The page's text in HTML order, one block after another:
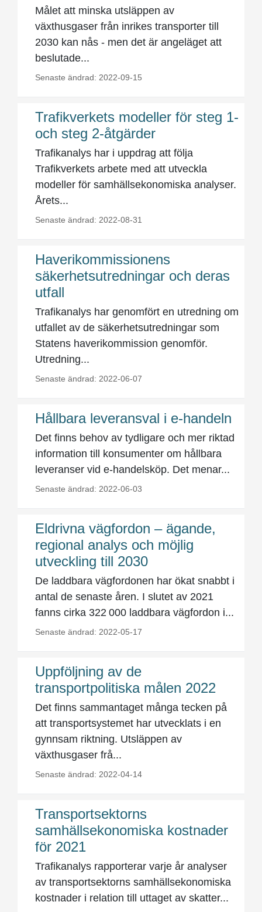
Målet att minska utsläppen av
växthusgaser från inrikes transporter till
2030 kan nås - men det är angeläget att
beslutade...
Senaste ändrad: 2022-09-15
Trafikverkets modeller för steg 1-
och steg 2-åtgärder
Trafikanalys har i uppdrag att följa
Trafikverkets arbete med att utveckla
modeller för samhällsekonomiska analyser.
Årets...
Senaste ändrad: 2022-08-31
Haverikommissionens
säkerhetsutredningar och deras
utfall
Trafikanalys har genomfört en utredning om
utfallet av de säkerhetsutredningar som
Statens haverikommission genomför.
Utredning...
Senaste ändrad: 2022-06-07
Hållbara leveransval i e-handeln
Det finns behov av tydligare och mer riktad
information till konsumenter om hållbara
leveranser vid e-handelsköp. Det menar...
Senaste ändrad: 2022-06-03
Eldrivna vägfordon – ägande,
regional analys och möjlig
utveckling till 2030
De laddbara vägfordonen har ökat snabbt i
antal de senaste åren. I slutet av 2021
fanns cirka 322 000 laddbara vägfordon i...
Senaste ändrad: 2022-05-17
Uppföljning av de
transportpolitiska målen 2022
Det finns sammantaget många tecken på
att transportsystemet har utvecklats i en
gynnsam riktning. Utsläppen av
växthusgaser frå...
Senaste ändrad: 2022-04-14
Transportsektorns
samhällsekonomiska kostnader
för 2021
Trafikanalys rapporterar varje år analyser
av transportsektorns samhällsekonomiska
kostnader i relation till uttaget av skatter...